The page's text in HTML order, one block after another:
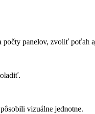
počty panelov, zvoliť poťah
vizuálne jednotne.